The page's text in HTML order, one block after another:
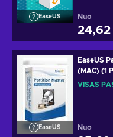
EaseUS Nuo
24,62
EaseUS
EaseUS
(MAC) (1
VISAS
Nuo